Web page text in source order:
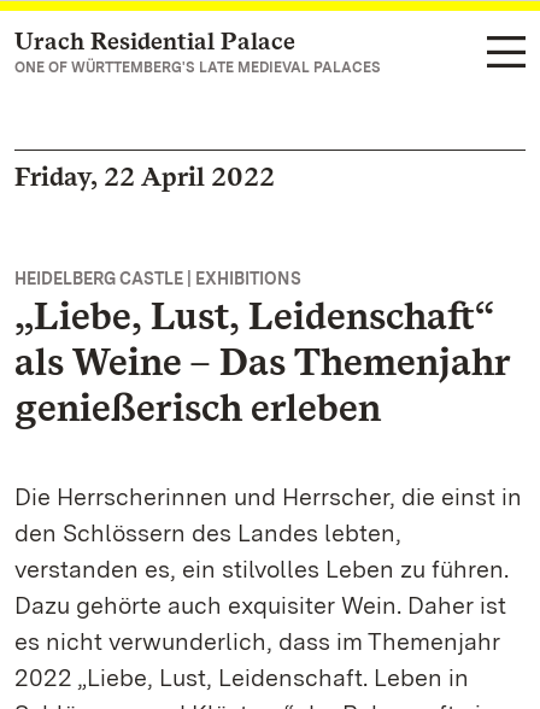
Navigate to main page
Urach Residential Palace
ONE OF WÜRTTEMBERG'S LATE MEDIEVAL PALACES
Friday, 22 April 2022
HEIDELBERG CASTLE | EXHIBITIONS
„Liebe, Lust, Leidenschaft“
als Weine – Das Themenjahr
genießerisch erleben
Die Herrscherinnen und Herrscher, die einst in
den Schlössern des Landes lebten,
verstanden es, ein stilvolles Leben zu führen.
Dazu gehörte auch exquisiter Wein. Daher ist
es nicht verwunderlich, dass im Themenjahr
2022 „Liebe, Lust, Leidenschaft. Leben in